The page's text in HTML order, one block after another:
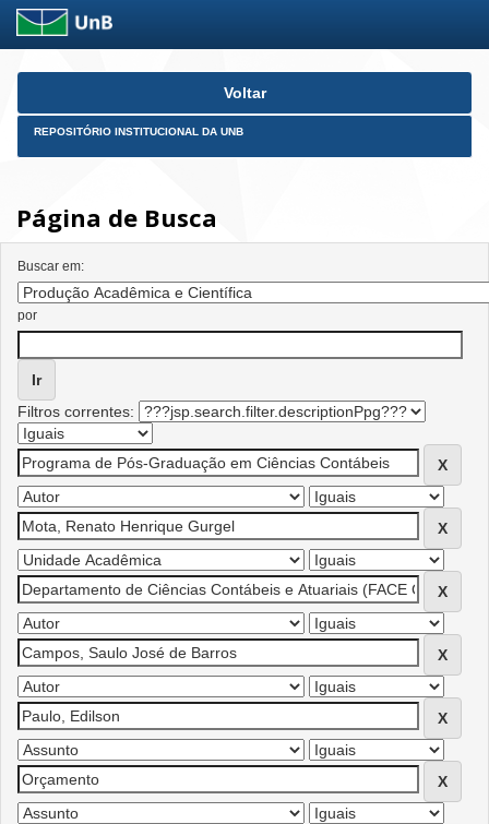
Skip
Voltar
REPOSITÓRIO INSTITUCIONAL DA UNB
Página de Busca
Buscar em:
por
Filtros correntes: